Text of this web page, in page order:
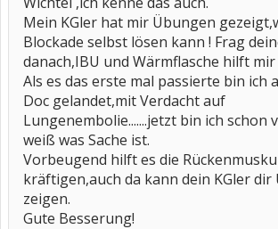
Mein KGler hat mir Übungen
Blockade selbst lösen kann ! Frag
danach,IBU und Wärmflasche hilft mir
Als es das erste mal passierte bin ich
Doc gelandet,mit Verdacht auf
Lungenembolie.......jetzt bin ich schon
weiß was Sache ist.
Vorbeugend hilft es die
kräftigen,auch da kann dein KGler dir
zeigen.
Gute Besserung!